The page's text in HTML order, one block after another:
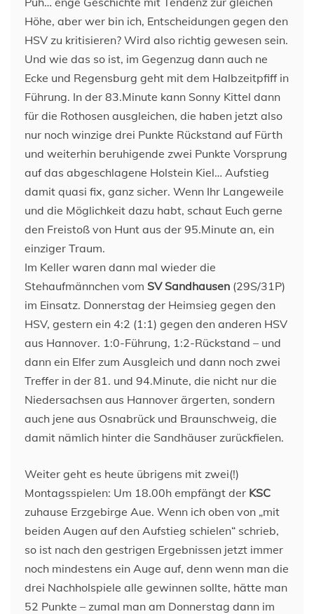
Höhe, aber wer bin ich, Entscheidungen gegen den
HSV zu kritisieren? Wird also richtig gewesen sein.
Und wie das so ist, im Gegenzug dann auch ne
Ecke und Regensburg geht mit dem Halbzeitpfiff in
Führung. In der 83.Minute kann Sonny Kittel dann
für die Rothosen ausgleichen, die haben jetzt also
nur noch winzige drei Punkte Rückstand auf Fürth
und weiterhin beruhigende zwei Punkte Vorsprung
auf das abgeschlagene Holstein Kiel… Aufstieg
damit quasi fix, ganz sicher. Wenn Ihr Langeweile
und die Möglichkeit dazu habt, schaut Euch gerne
den Freistoß von Hunt aus der 95.Minute an, ein
einziger Traum.
Im Keller waren dann mal wieder die
Stehaufmännchen vom SV Sandhausen (29S/31P)
im Einsatz. Donnerstag der Heimsieg gegen den
HSV, gestern ein 4:2 (1:1) gegen den anderen HSV
aus Hannover. 1:0-Führung, 1:2-Rückstand – und
dann ein Elfer zum Ausgleich und dann noch zwei
Treffer in der 81. und 94.Minute, die nicht nur die
Niedersachsen aus Hannover ärgerten, sondern
auch jene aus Osnabrück und Braunschweig, die
damit nämlich hinter die Sandhäuser zurückfielen.
Weiter geht es heute übrigens mit zwei(!)
Montagsspielen: Um 18.00h empfängt der KSC
zuhause Erzgebirge Aue. Wenn ich oben von „mit
beiden Augen auf den Aufstieg schielen“ schrieb,
so ist nach den gestrigen Ergebnissen jetzt immer
noch mindestens ein Auge auf, denn wenn man die
drei Nachholspiele alle gewinnen sollte, hätte man
52 Punkte – zumal man am Donnerstag dann im